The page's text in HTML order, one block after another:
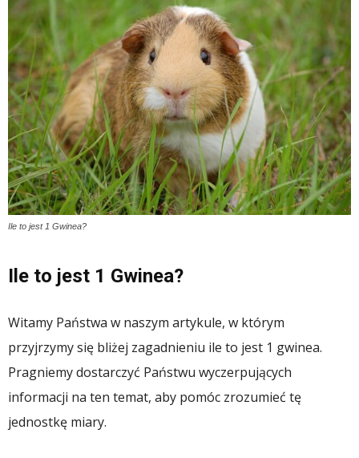
Ile to jest 1 Gwinea?
Ile to jest 1 Gwinea?
Witamy Państwa w naszym artykule, w którym
przyjrzymy się bliżej zagadnieniu ile to jest 1 gwinea.
Pragniemy dostarczyć Państwu wyczerpujących
informacji na ten temat, aby pomóc zrozumieć tę
jednostkę miary.